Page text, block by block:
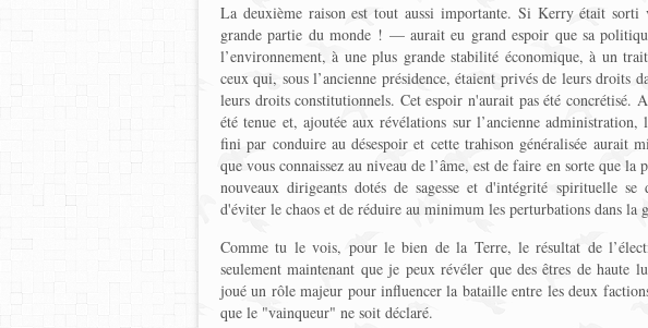
La deuxième raison est tout aussi importante. Si Kerry était
grande partie du monde ! — aurait eu grand espoir que sa
l’environnement, à une plus grande stabilité économique, à un
ceux qui, sous l’ancienne présidence, étaient privés de leurs droits
leurs droits constitutionnels. Cet espoir n'aurait pas été concrétisé.
été tenue et, ajoutée aux révélations sur l’ancienne
fini par conduire au désespoir et cette trahison généralisée aurait
que vous connaissez au niveau de l’âme, est de faire en sorte que la
nouveaux dirigeants dotés de sagesse et d'intégrité spirituelle
d'éviter le chaos et de réduire au minimum les perturbations dans la
Comme tu le vois, pour le bien de la Terre, le résultat de
seulement maintenant que je peux révéler que des êtres de haute
joué un rôle majeur pour influencer la bataille entre les deux
que le "vainqueur" ne soit déclaré.